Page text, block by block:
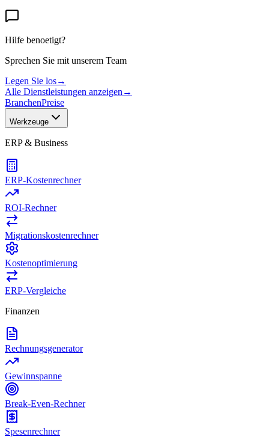
Hilfe benoetigt?
Sprechen Sie mit unserem Team
Legen Sie los→
Alle Dienstleistungen anzeigen →
BranchenPreise
Werkzeuge
ERP & Business
ERP-Kostenrechner
ROI-Rechner
Migrationskostenrechner
Kostenoptimierung
ERP-Vergleiche
Finanzen
Rechnungsgenerator
Gewinnspanne
Break-Even-Rechner
Spesenrechner